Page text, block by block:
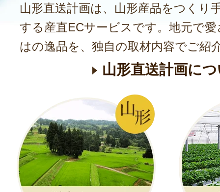
山形直送計画は、山形産品をつくり
する産直ECサービスです。地元で
はの逸品を、独自の取材内容でご紹
山形直送計画に